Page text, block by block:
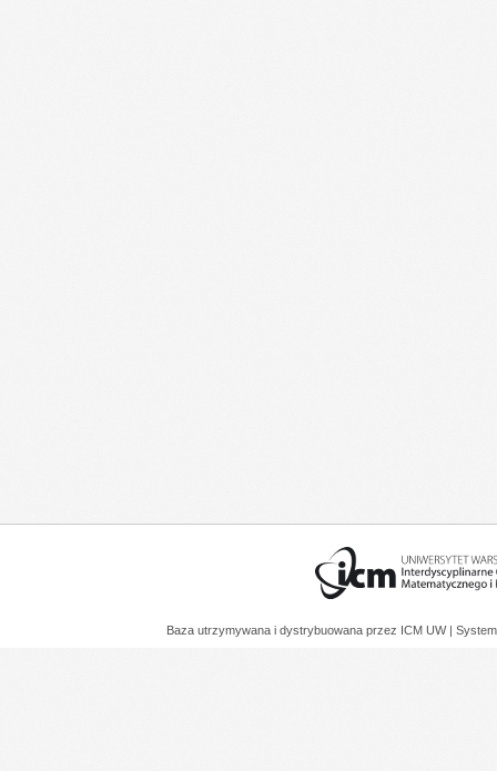
Baza utrzymywana i dystrybuowana przez ICM UW |